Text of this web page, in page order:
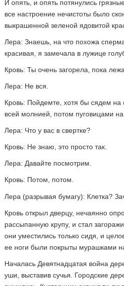
И опять, и опять потянулись
все настроение нечистоты было
выкрашенной зеленой ядовитой
Лера: Знаешь, на что похожа
красивая, я замечала в лужице
Кровь: Ты очень загорела, пока
Лера: Не вся.
Кровь: Пойдемте, хотя бы сядем
всей молнией, потом пуговицами
Лера: Что у вас в свертке?
Кровь: Не знаю, это просто так.
Лера: Давайте посмотрим.
Кровь: Потом, потом.
Лера (разрывая бумагу): Клетка?
Кровь открыл дверцу, нечаянно
рассыпанную крупу, и стал
они уместились только сидя, и
ее ноги были покрыты мурашками
Началась Девятнадцатая война
уши, выставив сучья. Городские